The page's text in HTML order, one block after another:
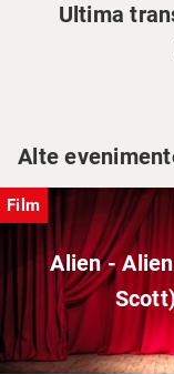
Ultima
Alte
Film
Alien -